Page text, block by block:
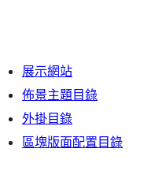
展示網站
佈景主題目錄
外掛目錄
區塊版面配置目錄